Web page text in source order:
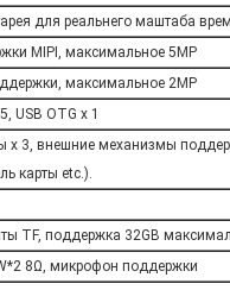
для реальнего маштаба
MIPI, максимальное 5MP
максимальное 2MP
USB OTG x 1
x 3, внешние механизмы
карты etc.).
TF, поддержка 32GB
8Ω, микрофон поддержки